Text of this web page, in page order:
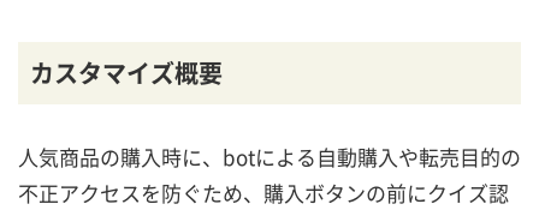
カスタマイズ概要
人気商品の購入時に、botによる自動購入や転売目的の
不正アクセスを防ぐため、購入ボタンの前にクイズ認